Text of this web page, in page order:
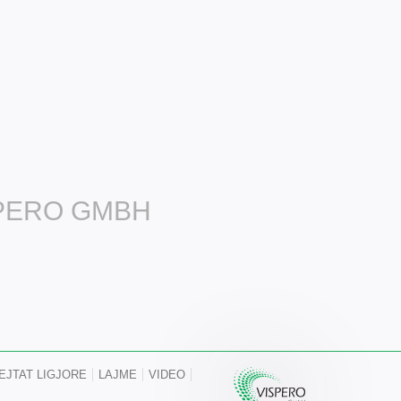
GMBH
LIGJORE LAJME
VIDEO